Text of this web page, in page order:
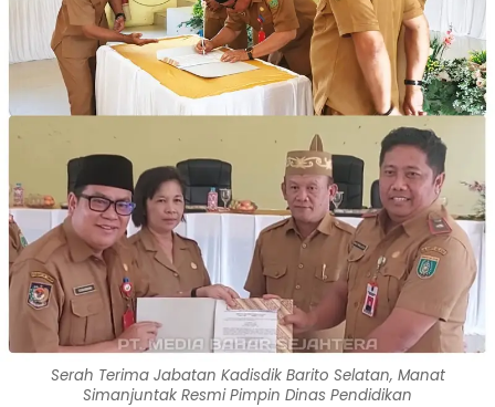
Serah Terima Jabatan Kadisdik Barito Selatan, Manat
Simanjuntak Resmi Pimpin Dinas Pendidikan